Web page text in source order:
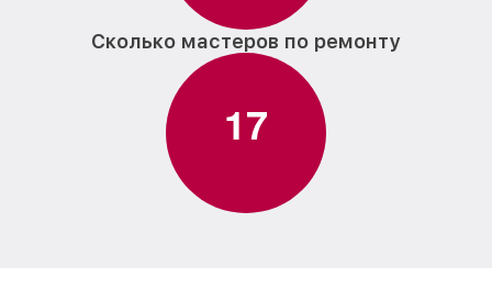
Сколько мастеров по ремонту
17